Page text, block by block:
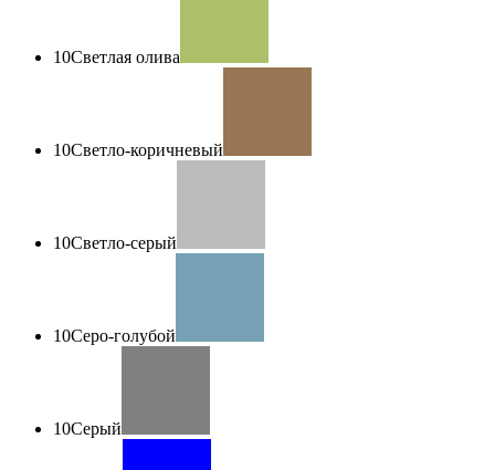
10Светлая олива
10Светло-коричневый
10Светло-серый
10Серо-голубой
10Серый